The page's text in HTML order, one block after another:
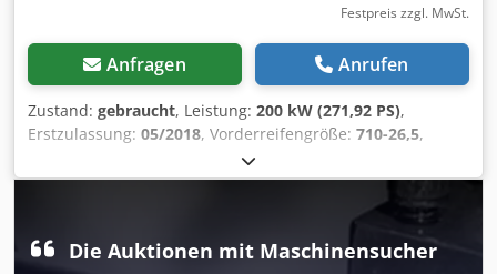
Festpreis zzgl. MwSt.
Anfragen Anrufen
Zustand: gebraucht, Leistung: 200 kW (271,92 PS),
Erstzulassung: 05/2018, Vorderreifengröße: 710-26,5,
, Kilometerstand:
Achsen-Konfiguration:> 3 Achsen, Anzahl der Sitzplätze:1,
, | John Deere 1270G Harvester |
Standheizung | 11870h | 8x8 | Kabine drehbar | Klima |
guter Zustand | voll einsatzbereit |
Die Auktionen mit Maschinensucher